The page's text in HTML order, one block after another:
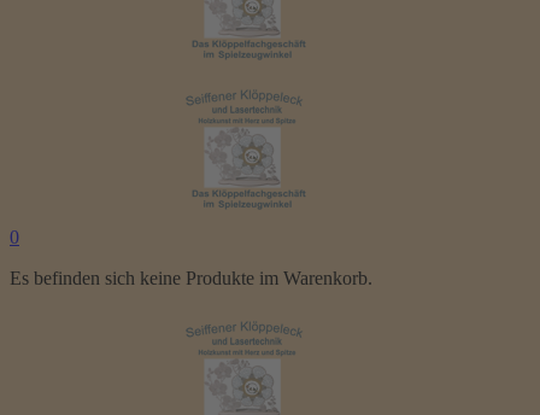
0
Es befinden sich keine Produkte im Warenkorb.